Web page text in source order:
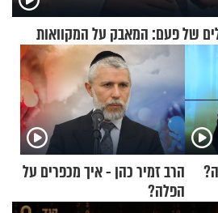
של פעם: המאבק על המקוואות
הרב זמיר כהן - איך מכפרים על
הפלה?